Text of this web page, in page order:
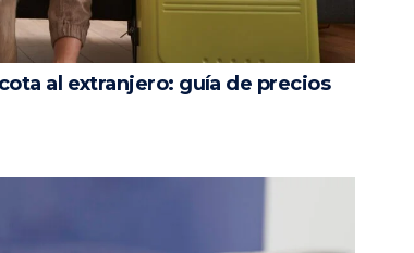
al extranjero: guía de precios